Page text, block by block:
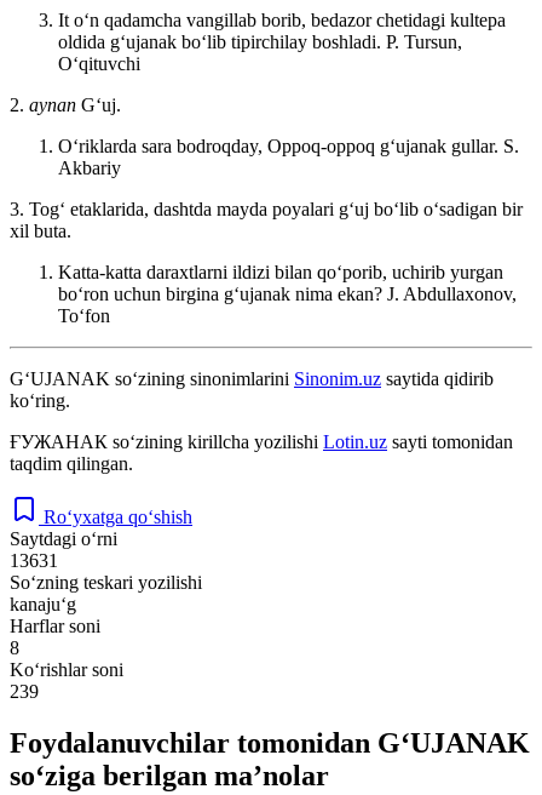
It oʻn qadamcha vangillab borib, bedazor chetidagi kultepa
oldida gʻujanak boʻlib tipirchilay boshladi. P. Tursun,
Oʻqituvchi
2. aynan Gʻuj.
Oʻriklarda sara bodroqday, Oppoq-oppoq gʻujanak gullar. S.
Akbariy
3. Togʻ etaklarida, dashtda mayda poyalari gʻuj boʻlib oʻsadigan bir
xil buta.
Katta-katta daraxtlarni ildizi bilan qoʻporib, uchirib yurgan
boʻron uchun birgina gʻujanak nima ekan? J. Abdullaxonov,
Toʻfon
G‘UJANAK so‘zining sinonimlarini Sinonim.uz saytida qidirib
ko‘ring.
ҒУЖАНАК so‘zining kirillcha yozilishi Lotin.uz sayti tomonidan
taqdim qilingan.
Ro‘yxatga qo‘shish
Saytdagi o‘rni
13631
So‘zning teskari yozilishi
kanaju‘g
Harflar soni
8
Ko‘rishlar soni
239
Foydalanuvchilar tomonidan G‘UJANAK
so‘ziga berilgan ma’nolar